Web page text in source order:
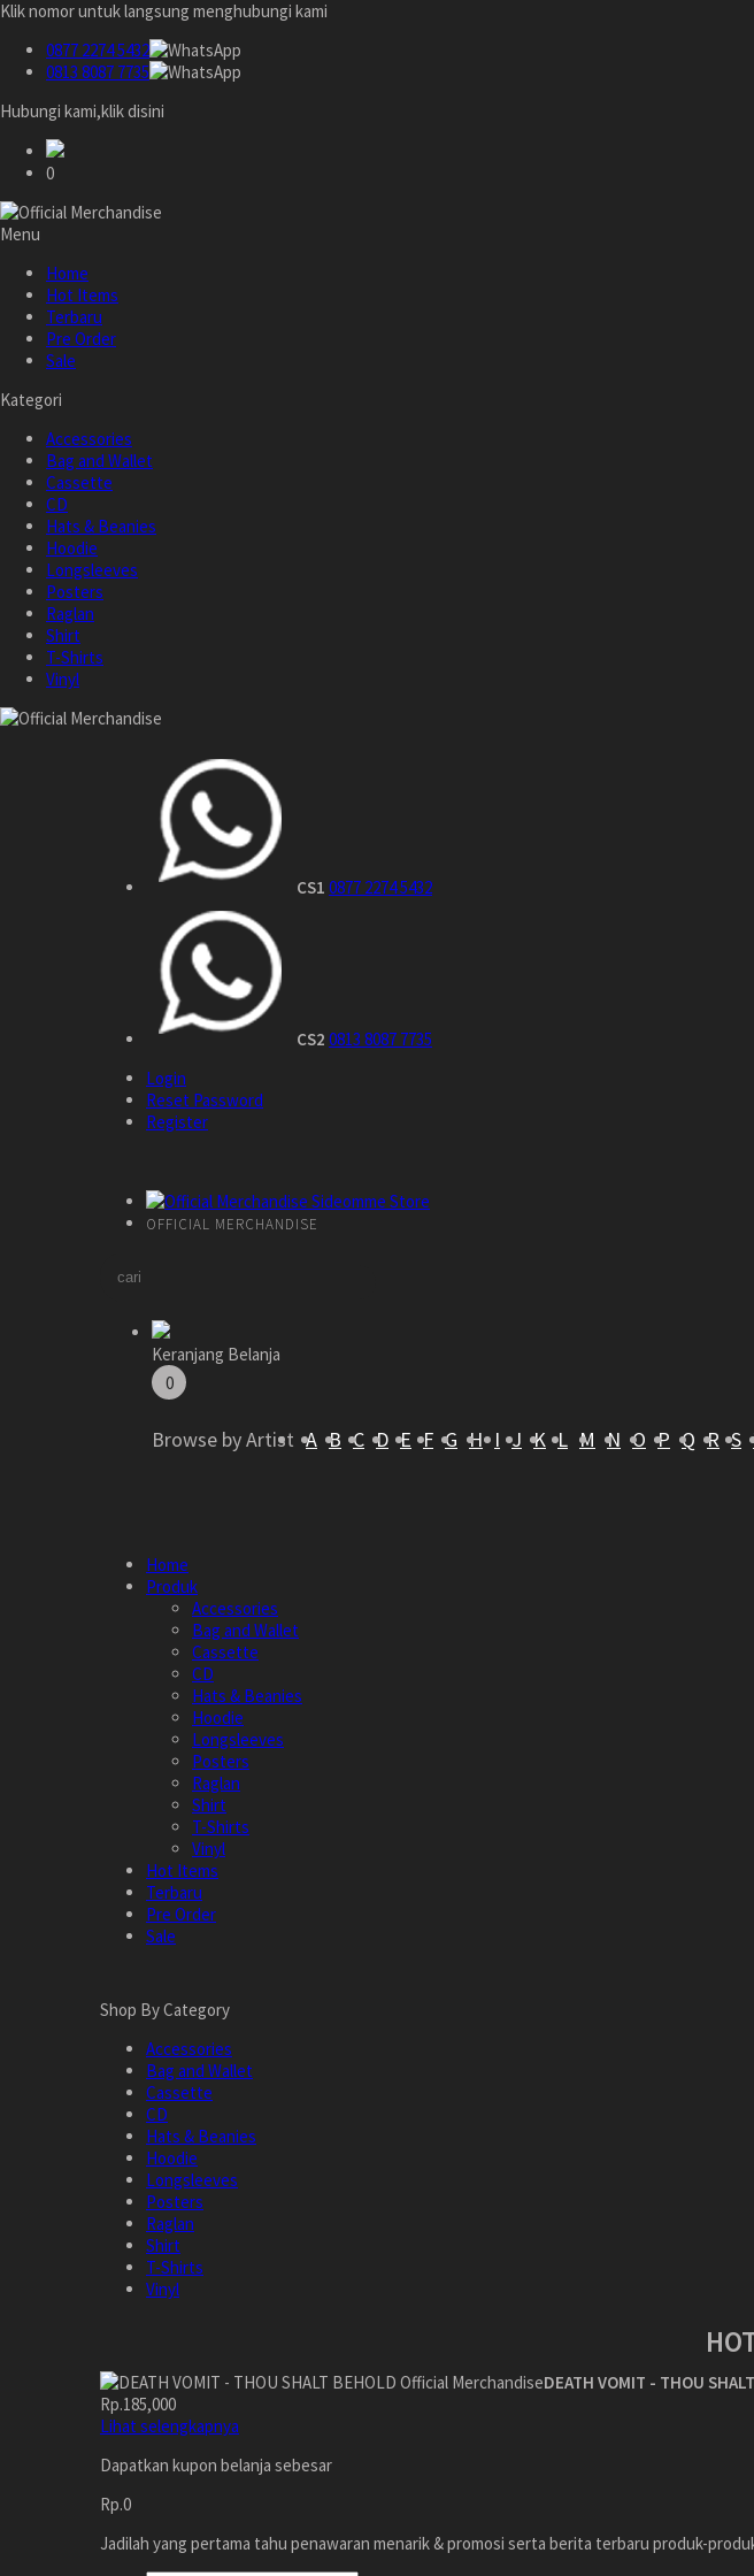
Klik nomor untuk langsung menghubungi kami
0877 2274 5432
0813 8087 7735
Hubungi kami,klik disini
0
Menu
Home
Hot Items
Terbaru
Pre Order
Sale
Kategori
Accessories
Bag and Wallet
Cassette
CD
Hats & Beanies
Hoodie
Longsleeves
Posters
Raglan
Shirt
T-Shirts
Vinyl
CS1 0877 2274 5432
CS2 0813 8087 7735
Login
Reset Password
Register
OFFICIAL MERCHANDISE
Keranjang Belanja
0
Browse by Artist A B C D E F G H I J K L M N O P Q R S
Home
Produk
Accessories
Bag and Wallet
Cassette
CD
Hats & Beanies
Hoodie
Longsleeves
Posters
Raglan
Shirt
T-Shirts
Vinyl
Hot Items
Terbaru
Pre Order
Sale
Shop By Category
Accessories
Bag and Wallet
Cassette
CD
Hats & Beanies
Hoodie
Longsleeves
Posters
Raglan
Shirt
T-Shirts
Vinyl
DEATH VOMIT - THOU
Rp.185,000
Lihat selengkapnya
Dapatkan kupon belanja sebesar
Rp.0
Jadilah yang pertama tahu penawaran menarik & promosi serta berita terbaru produk-